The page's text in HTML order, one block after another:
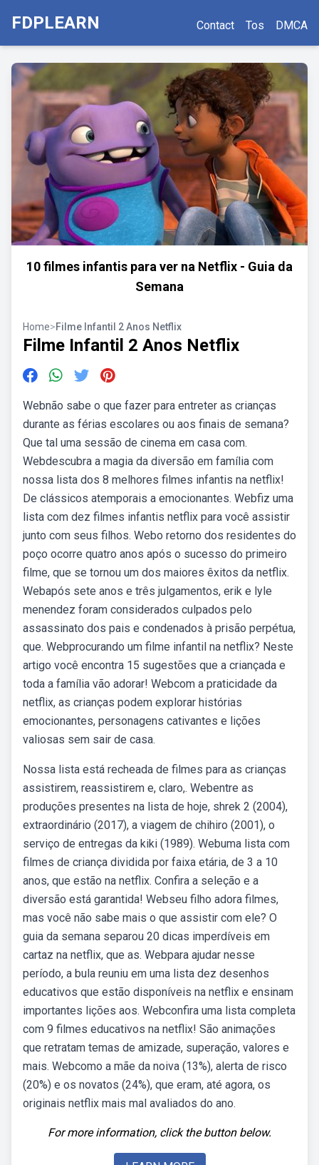
FDPLEARN Contact Tos DMCA
10 filmes infantis para ver na Netflix - Guia da
Semana
Home>Filme Infantil 2 Anos Netflix
Filme Infantil 2 Anos Netflix
Webnão sabe o que fazer para entreter as crianças
durante as férias escolares ou aos finais de semana?
Que tal uma sessão de cinema em casa com.
Webdescubra a magia da diversão em família com
nossa lista dos 8 melhores filmes infantis na netflix!
De clássicos atemporais a emocionantes. Webfiz uma
lista com dez filmes infantis netflix para você assistir
junto com seus filhos. Webo retorno dos residentes do
poço ocorre quatro anos após o sucesso do primeiro
filme, que se tornou um dos maiores êxitos da netflix.
Webapós sete anos e três julgamentos, erik e lyle
menendez foram considerados culpados pelo
assassinato dos pais e condenados à prisão perpétua,
que. Webprocurando um filme infantil na netflix? Neste
artigo você encontra 15 sugestões que a criançada e
toda a família vão adorar! Webcom a praticidade da
netflix, as crianças podem explorar histórias
emocionantes, personagens cativantes e lições
valiosas sem sair de casa.
Nossa lista está recheada de filmes para as crianças
assistirem, reassistirem e, claro,. Webentre as
produções presentes na lista de hoje, shrek 2 (2004),
extraordinário (2017), a viagem de chihiro (2001), o
serviço de entregas da kiki (1989). Webuma lista com
filmes de criança dividida por faixa etária, de 3 a 10
anos, que estão na netflix. Confira a seleção e a
diversão está garantida! Webseu filho adora filmes,
mas você não sabe mais o que assistir com ele? O
guia da semana separou 20 dicas imperdíveis em
cartaz na netflix, que as. Webpara ajudar nesse
período, a bula reuniu em uma lista dez desenhos
educativos que estão disponíveis na netflix e ensinam
importantes lições aos. Webconfira uma lista completa
com 9 filmes educativos na netflix! São animações
que retratam temas de amizade, superação, valores e
mais. Webcomo a mãe da noiva (13%), alerta de risco
(20%) e os novatos (24%), que eram, até agora, os
originais netflix mais mal avaliados do ano.
For more information, click the button below.